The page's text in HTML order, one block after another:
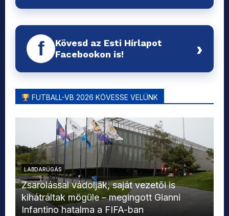
f
Kövesd az Esti Hírlapot
Facebookon is!
›
FUTBALL-VB 2026 KÖVESSE VELÜNK
LABDARÚGÁS
Zsarolással vádolják, saját vezetői is
kihátráltak mögüle – megingott Gianni
Infantino hatalma a FIFA-ban